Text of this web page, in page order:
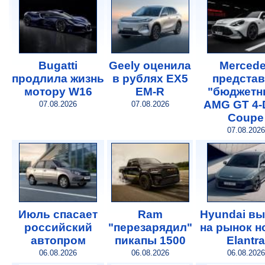
Bugatti
продлила жизнь
мотору W16
07.08.2026
Geely оценила
в рублях EX5
EM-R
07.08.2026
AMG GT
Coupe
07.08.2026
Июль спасает
российский
автопром
06.08.2026
Ram
"перезарядил"
пикапы 1500
06.08.2026
Hyundai
на рынок
Elantra
06.08.2026